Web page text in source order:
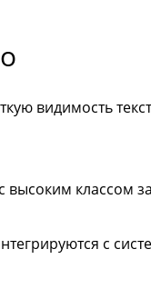
видимость
классом
с